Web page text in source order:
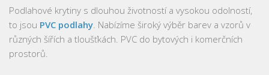
Podlahové krytiny s dlouhou životností a vysokou odolností,
to jsou PVC podlahy . Nabízíme široký výběr barev a vzorů v
různých šířích a tloušťkách. PVC do bytových i komerčních
prostorů.